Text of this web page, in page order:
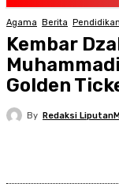
Agama Berita Pendidikan
Kembar
Golden
By Redaksi